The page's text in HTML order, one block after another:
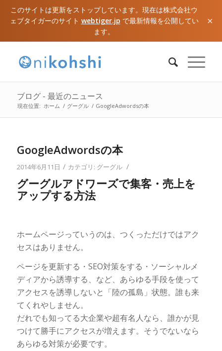
このサイトは更新をストップしています。現在は株式会社ウ
ェブタイガーのサイト webtiger.jp で最新情報を公開してい
ます。
×
ブログ - 最近のニュース
現在位置: ホーム / グーグル / GoogleAdwordsの本
GoogleAdwordsの本
2014年6月11日 / カテゴリ: グーグル /
グーグルアドワーズで集客・売上を
アップする方法
ホームページっていうのは、つくっただけではアク
セスはありません。
ページを更新する・SEO対策をする・ソーシャルメ
ディアから誘導する、など、あらゆる手段を使って
アクセスを誘導しないと「陸の孤島」状態。誰も来
てくれやしません。
だれでも知ってる大企業や超有名人なら、誰かが見
つけて勝手にアクセスが増えます。そうでないなら
あらゆる対策が必要です。